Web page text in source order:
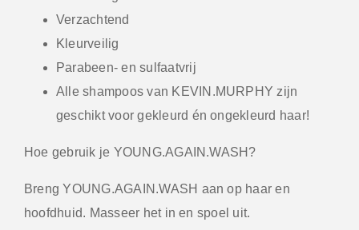
Verzachtend
Kleurveilig
Parabeen- en sulfaatvrij
Alle shampoos van KEVIN.MURPHY zijn
geschikt voor gekleurd én ongekleurd haar!
Hoe gebruik je YOUNG.AGAIN.WASH?
Breng YOUNG.AGAIN.WASH aan op haar en
hoofdhuid. Masseer het in en spoel uit.